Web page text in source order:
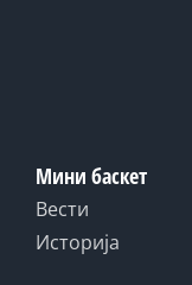
Мини баскет
Вести
Историја